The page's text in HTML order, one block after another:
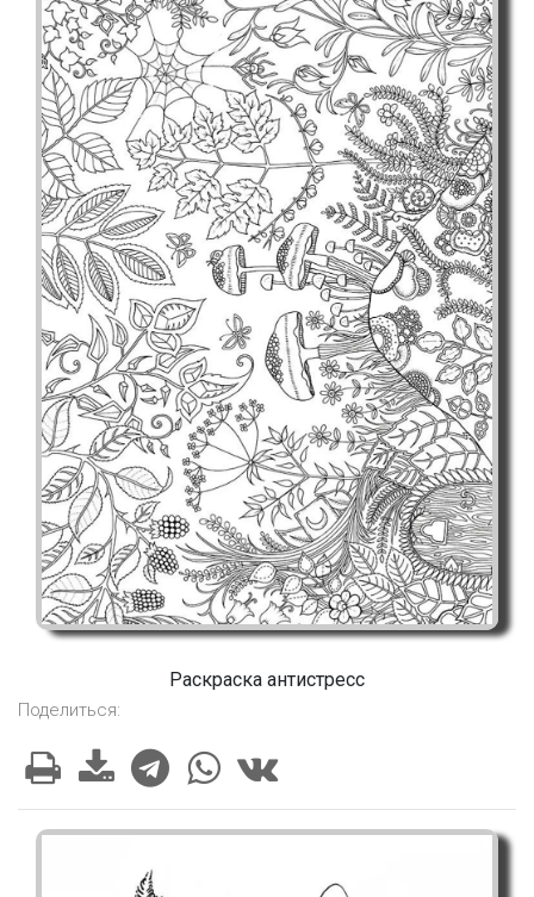
Раскраска антистресс
Поделиться: